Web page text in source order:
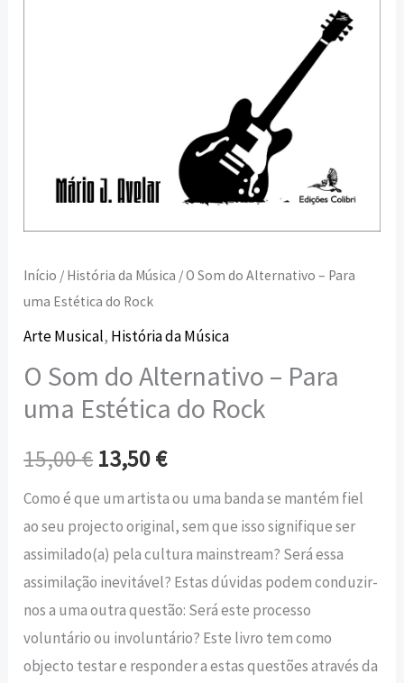
Início / História da Música / O Som do Alternativo – Para
uma Estética do Rock
Arte Musical, História da Música
O Som do Alternativo – Para
uma Estética do Rock
15,00€ 13,50€
Como é que um artista ou uma banda se mantém fiel
ao seu projecto original, sem que isso signifique ser
assimilado(a) pela cultura mainstream? Será essa
assimilação inevitável? Estas dúvidas podem conduzir-
nos a uma outra questão: Será este processo
voluntário ou involuntário? Este livro tem como
objecto testar e responder a estas questões através da